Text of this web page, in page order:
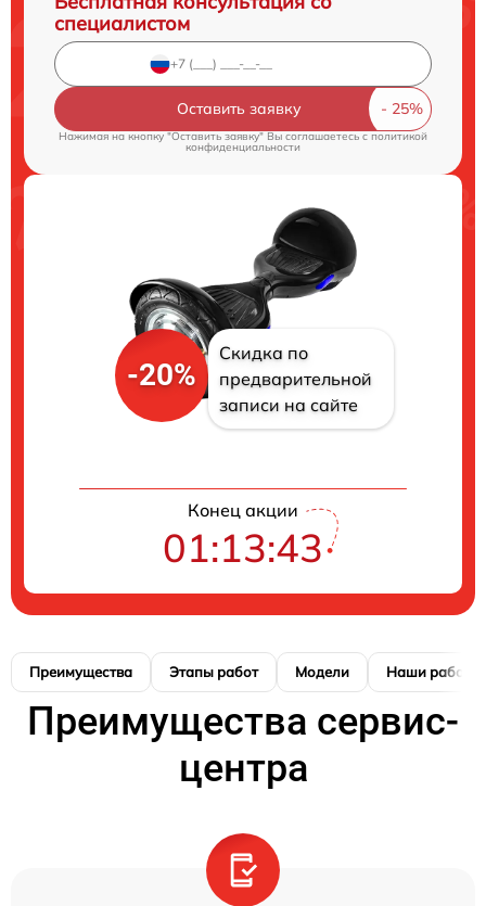
специалистом
Оставить заявку
Нажимая на кнопку "Оставить заявку" Вы соглашаетесь cполитикой
конфиденциальности
-20%
Скидка по
предварительной
записи на сайте
Конец акции
01:13:42
Преимущества Этапы работ Модели Наши работы
Преимущества сервис-
центра